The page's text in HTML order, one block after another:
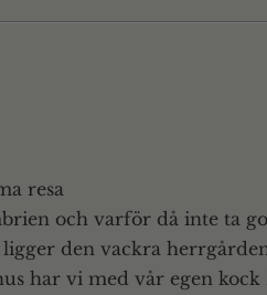
resa
och varför då inte ta
den vackra
har vi med vår egen